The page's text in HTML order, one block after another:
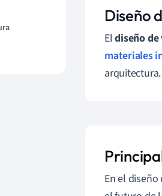
Diseño
Eldiseño
materiales
arquitectura.
En el